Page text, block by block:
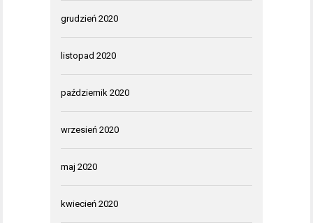
grudzień 2020
listopad 2020
październik 2020
wrzesień 2020
maj 2020
kwiecień 2020